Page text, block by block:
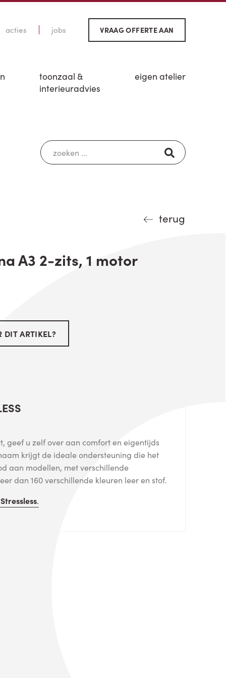
acties jobs VRAAG OFFERTE AAN
toonzaal &
interieuradvies
eigen atelier
terug
A3 2-zits, 1 motor
DIT ARTIKEL?
geef u zelf over aan comfort en eigentijds
krijgt de ideale ondersteuning die het
aan modellen, met verschillende
dan 160 verschillende kleuren leer en stof.
Stressless.